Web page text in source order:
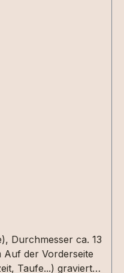
Durchmesser ca. 13
Auf der Vorderseite
Taufe...) graviert